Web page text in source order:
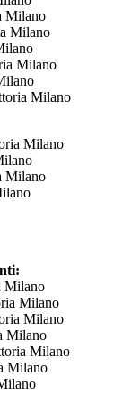
Milano
Milano
Milano
Milano
Milano
Milano
Milano
Milano
Milano
Milano
Milano
Milano